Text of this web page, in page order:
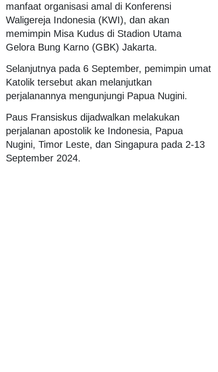
manfaat organisasi amal di Konferensi
Waligereja Indonesia (KWI), dan akan
memimpin Misa Kudus di Stadion Utama
Gelora Bung Karno (GBK) Jakarta.
Selanjutnya pada 6 September, pemimpin umat
Katolik tersebut akan melanjutkan
perjalanannya mengunjungi Papua Nugini.
Paus Fransiskus dijadwalkan melakukan
perjalanan apostolik ke Indonesia, Papua
Nugini, Timor Leste, dan Singapura pada 2-13
September 2024.